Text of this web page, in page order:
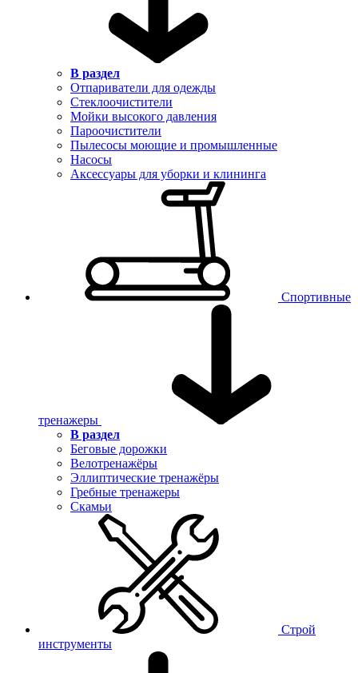
В раздел
Отпариватели для одежды
Стеклоочистители
Мойки высокого давления
Пароочистители
Пылесосы моющие и промышленные
Насосы
Аксессуары для уборки и клининга
Спортивные
тренажеры
В раздел
Беговые дорожки
Велотренажёры
Эллиптические тренажёры
Гребные тренажеры
Скамьи
Строй
инструменты